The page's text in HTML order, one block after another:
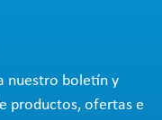
nuestro boletín y
productos, ofertas e